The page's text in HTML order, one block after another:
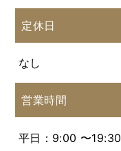
定休日
なし
営業時間
平日：9:00 〜19:30